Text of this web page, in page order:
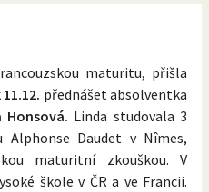
maturitu, přišla
11.12. přednášet absolventka
Honsová. Linda studovala 3
Daudet v Nîmes,
maturitní zkouškou. V
škole v ČR a ve Francii.